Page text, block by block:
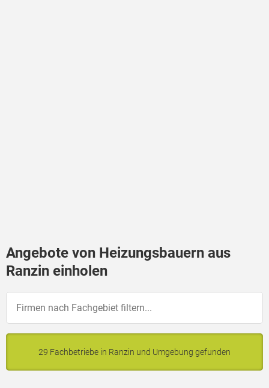
Angebote von Heizungsbauern aus
Ranzin einholen
29 Fachbetriebe in Ranzin und Umgebung gefunden